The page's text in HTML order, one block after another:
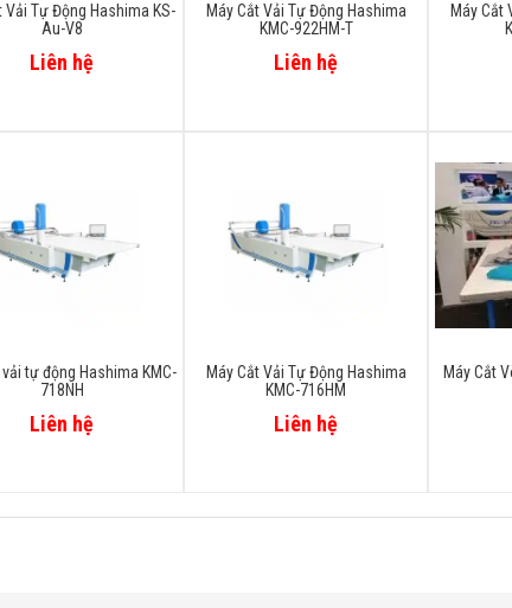
Vải Tự Động Hashima KS-
Au-V8
Liên hệ
Máy Cắt Vải Tự Động Hashima
KMC-922HM-T
Liên hệ
Máy Cắt
tự động Hashima KMC-
718NH
Liên hệ
Máy Cắt Vải Tự Động Hashima
KMC-716HM
Liên hệ
Máy Cắt